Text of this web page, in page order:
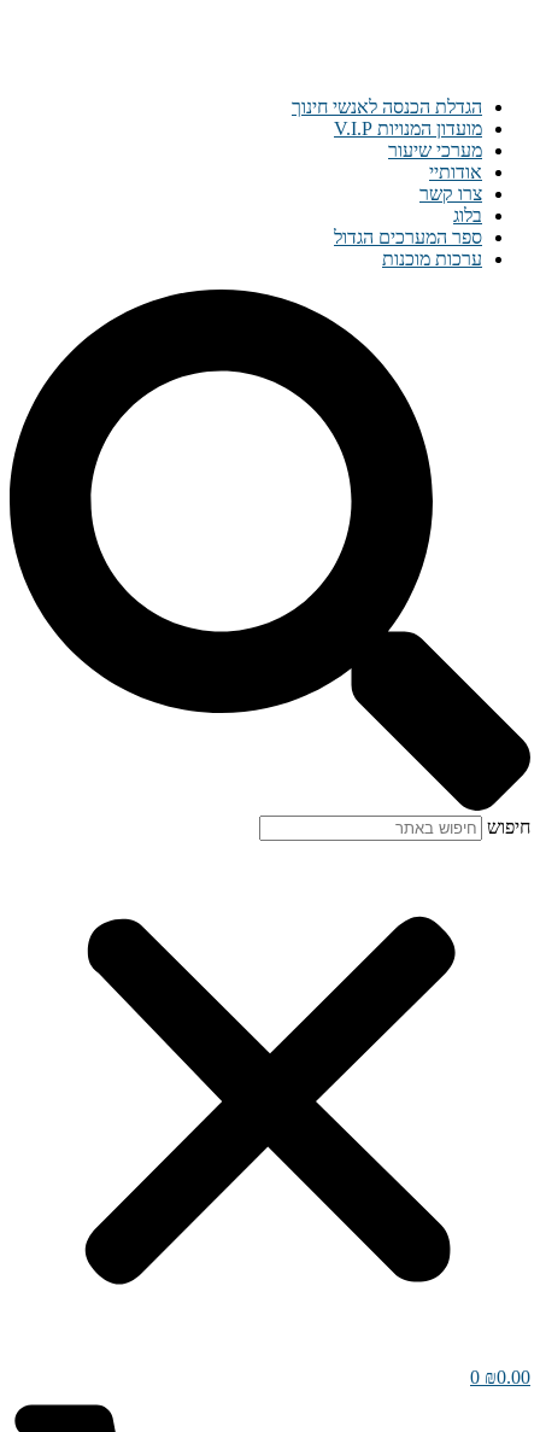
הגדלת הכנסה לאנשי חינוך
מועדון המנויות V.I.P
מערכי שיעור
אודותיי
צרו קשר
בלוג
ספר המערכים הגדול
ערכות מוכנות
חיפוש
₪0.00
0